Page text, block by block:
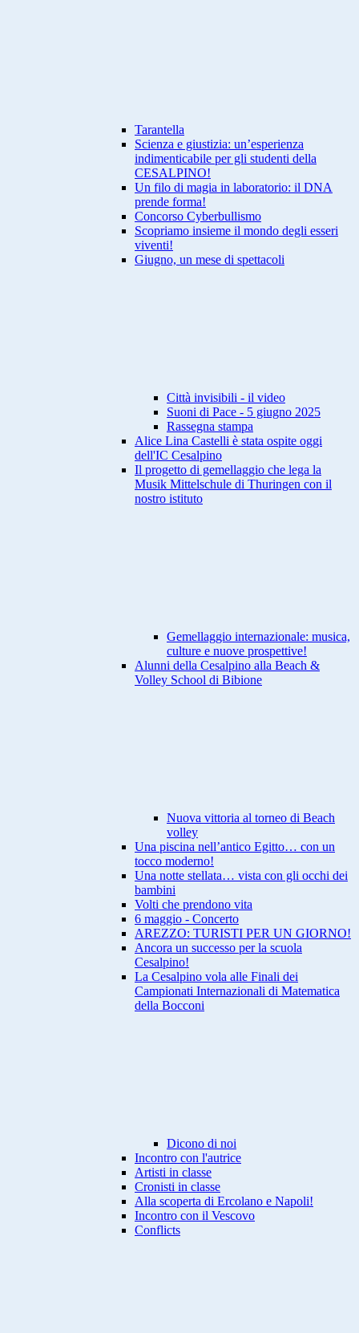
Tarantella
Scienza e giustizia: un’esperienza
indimenticabile per gli studenti della
CESALPINO!
Un filo di magia in laboratorio: il DNA
prende forma!
Concorso Cyberbullismo
Scopriamo insieme il mondo degli esseri
viventi!
Giugno, un mese di spettacoli
Città invisibili - il video
Suoni di Pace - 5 giugno 2025
Rassegna stampa
Alice Lina Castelli è stata ospite oggi
dell'IC Cesalpino
Il progetto di gemellaggio che lega la
Musik Mittelschule di Thuringen con il
nostro istituto
Gemellaggio internazionale: musica,
culture e nuove prospettive!
Alunni della Cesalpino alla Beach &
Volley School di Bibione
Nuova vittoria al torneo di Beach
volley
Una piscina nell’antico Egitto… con un
tocco moderno!
Una notte stellata… vista con gli occhi dei
bambini
Volti che prendono vita
6 maggio - Concerto
AREZZO: TURISTI PER UN GIORNO!
Ancora un successo per la scuola
Cesalpino!
La Cesalpino vola alle Finali dei
Campionati Internazionali di Matematica
della Bocconi
Dicono di noi
Incontro con l'autrice
Artisti in classe
Cronisti in classe
Alla scoperta di Ercolano e Napoli!
Incontro con il Vescovo
Conflicts